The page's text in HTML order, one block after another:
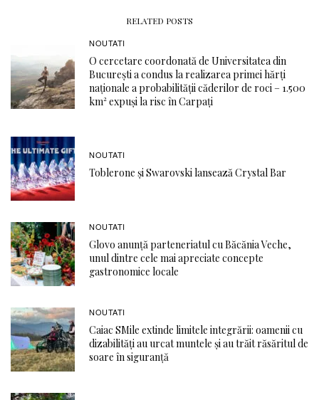
RELATED POSTS
NOUTATI
O cercetare coordonată de Universitatea din
București a condus la realizarea primei hărți
naționale a probabilității căderilor de roci – 1.500
km² expuși la risc în Carpați
NOUTATI
Toblerone și Swarovski lansează Crystal Bar
NOUTATI
Glovo anunță parteneriatul cu Băcănia Veche,
unul dintre cele mai apreciate concepte
gastronomice locale
NOUTATI
Caiac SMile extinde limitele integrării: oamenii cu
dizabilități au urcat muntele și au trăit răsăritul de
soare în siguranță